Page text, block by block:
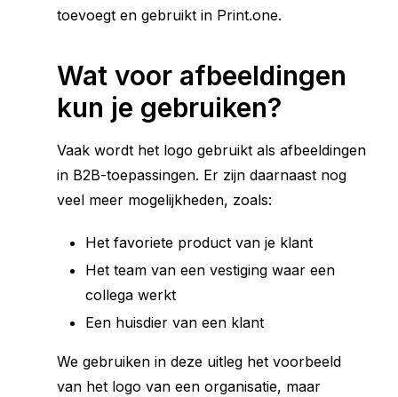
toevoegt en gebruikt in Print.one.
Wat voor afbeeldingen
kun je gebruiken?
Vaak wordt het logo gebruikt als afbeeldingen
in B2B-toepassingen. Er zijn daarnaast nog
veel meer mogelijkheden, zoals:
Het favoriete product van je klant
Het team van een vestiging waar een
collega werkt
Een huisdier van een klant
We gebruiken in deze uitleg het voorbeeld
van het logo van een organisatie, maar